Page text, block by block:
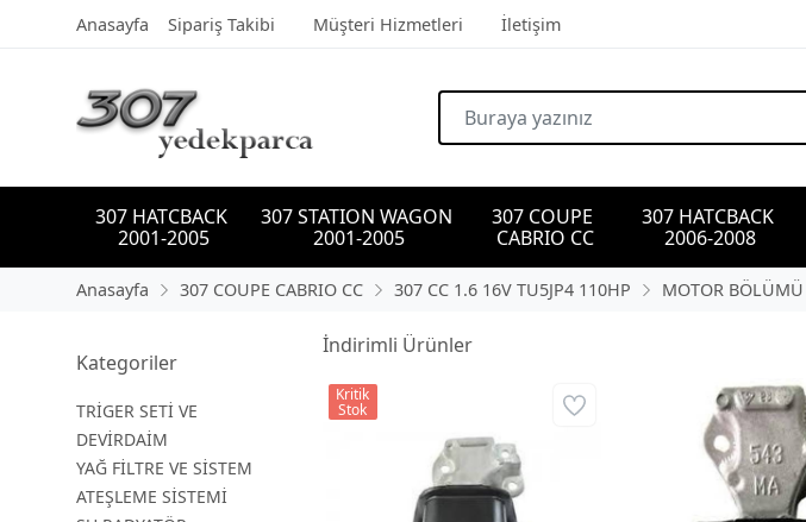
Anasayfa Sipariş Takibi Müşteri Hizmetleri İletişim
307 HATCBACK
2001-2005
307 STATION WAGON
2001-2005
307 COUPE
CABRIO CC
307 HATCBACK
2006-2008
Anasayfa 307 COUPE CABRIO CC 307 CC 1.6 16V TU5JP4 110HP MOTOR BÖLÜMÜ
Kategoriler
TRİGER SETİ VE
DEVİRDAİM
YAĞ FİLTRE VE SİSTEM
ATEŞLEME SİSTEMİ
İndirimli Ürünler
Kritik
Stok